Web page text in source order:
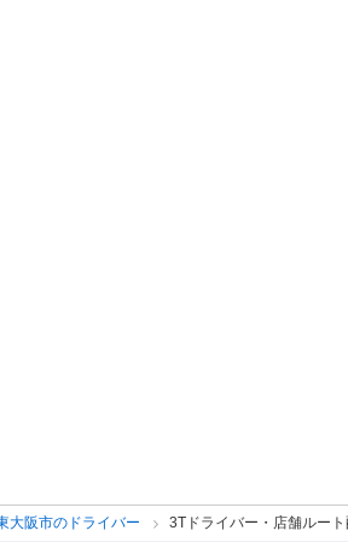
大阪市のドライバー 3Tドライバー・店舗ルー